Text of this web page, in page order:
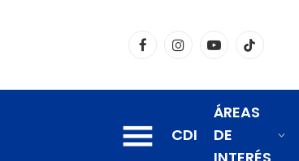
FacebookInstagramYouTubeTikTok
CDI
ÁREAS
DE